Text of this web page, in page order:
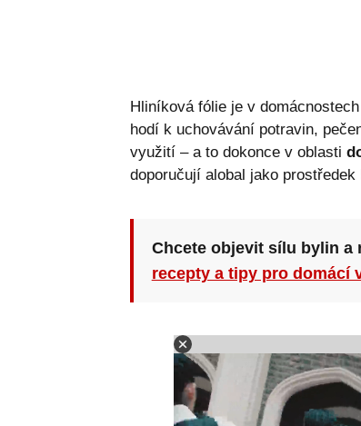
Hliníková fólie je v
hodí k uchovávání potravin,
využití – a to dokonce v oblasti
doporučují alobal jako
Chcete objevit sílu bylin a
recepty a tipy pro domácí